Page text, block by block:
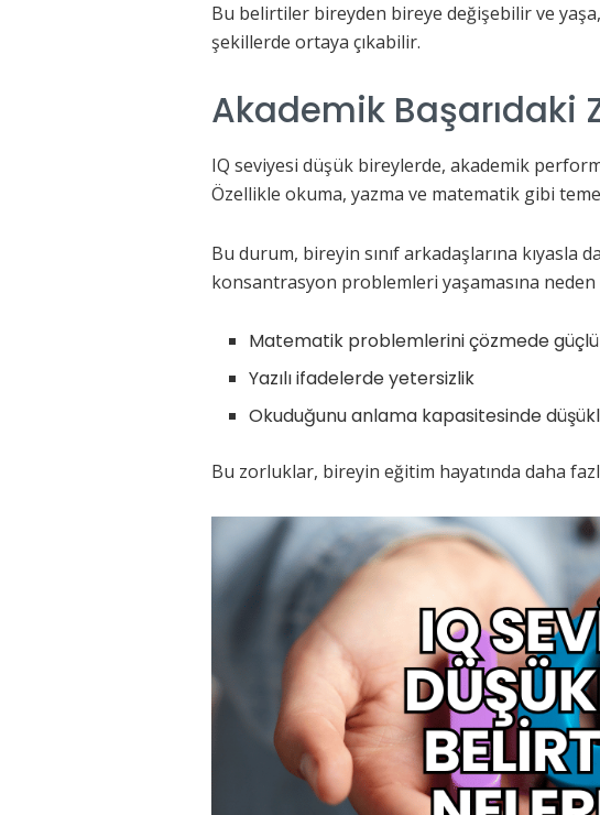
Bu belirtiler bireyden bireye değişebilir ve
şekillerde ortaya çıkabilir.
Akademik Başarıdaki
IQ seviyesi düşük bireylerde, akademik
Özellikle okuma, yazma ve matematik gibi
Bu durum, bireyin sınıf arkadaşlarına kıyasla
konsantrasyon problemleri yaşamasına
Matematik problemlerini çözmede
Yazılı ifadelerde yetersizlik
Okuduğunu anlama kapasitesinde
Bu zorluklar, bireyin eğitim hayatında daha